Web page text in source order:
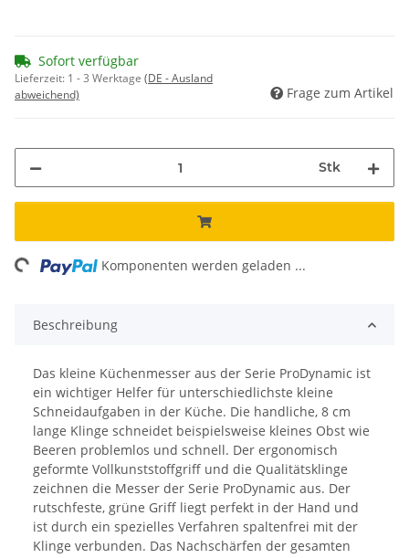
Sofort verfügbar
Lieferzeit: 1 - 3 Werktage (DE - Ausland
abweichend)
Frage zum Artikel
Stk
Komponenten werden geladen ...
Beschreibung
Das kleine Küchenmesser aus der Serie ProDynamic ist
ein wichtiger Helfer für unterschiedlichste kleine
Schneidaufgaben in der Küche. Die handliche, 8 cm
lange Klinge schneidet beispielsweise kleines Obst wie
Beeren problemlos und schnell. Der ergonomisch
geformte Vollkunststoffgriff und die Qualitätsklinge
zeichnen die Messer der Serie ProDynamic aus. Der
rutschfeste, grüne Griff liegt perfekt in der Hand und
ist durch ein spezielles Verfahren spaltenfrei mit der
Klinge verbunden. Das Nachschärfen der gesamten